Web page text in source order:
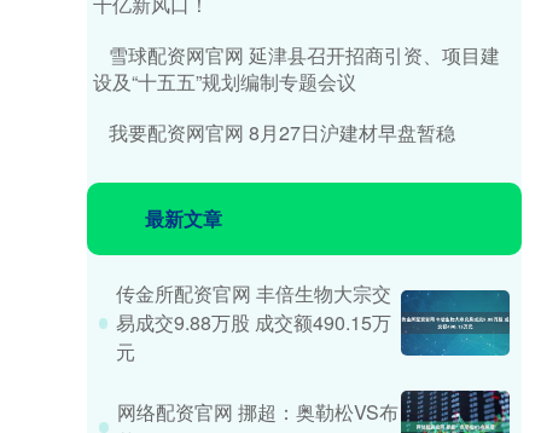
雪球配资网官网 延津县召开招商引资、项目建
设及“十五五”规划编制专题会议
我要配资网官网 8月27日沪建材早盘暂稳
最新文章
传金所配资官网 丰倍生物大宗交
易成交9.88万股 成交额490.15万
元
网络配资官网 挪超：奥勒松VS布